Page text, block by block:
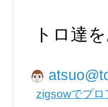
トロ達
zigsowでプロ